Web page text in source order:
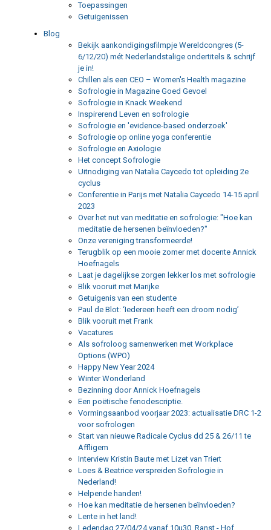
Toepassingen
Getuigenissen
Blog
Bekijk aankondigingsfilmpje Wereldcongres (5-
6/12/20) mét Nederlandstalige ondertitels & schrijf
je in!
Chillen als een CEO – Women's Health magazine
Sofrologie in Magazine Goed Gevoel
Sofrologie in Knack Weekend
Inspirerend Leven en sofrologie
Sofrologie en 'evidence-based onderzoek'
Sofrologie op online yoga conferentie
Sofrologie en Axiologie
Het concept Sofrologie
Uitnodiging van Natalia Caycedo tot opleiding 2e
cyclus
Conferentie in Parijs met Natalia Caycedo 14-15 april
2023
Over het nut van meditatie en sofrologie: "Hoe kan
meditatie de hersenen beïnvloeden?"
Onze vereniging transformeerde!
Terugblik op een mooie zomer met docente Annick
Hoefnagels
Laat je dagelijkse zorgen lekker los met sofrologie
Blik vooruit met Marijke
Getuigenis van een studente
Paul de Blot: ‘Iedereen heeft een droom nodig’
Blik vooruit met Frank
Vacatures
Als sofroloog samenwerken met Workplace
Options (WPO)
Happy New Year 2024
Winter Wonderland
Bezinning door Annick Hoefnagels
Een poëtische fenodescriptie.
Vormingsaanbod voorjaar 2023: actualisatie DRC 1-2
voor sofrologen
Start van nieuwe Radicale Cyclus dd 25 & 26/11 te
Affligem
Interview Kristin Baute met Lizet van Triert
Loes & Beatrice verspreiden Sofrologie in
Nederland!
Helpende handen!
Hoe kan meditatie de hersenen beïnvloeden?
Lente in het land!
Ledendag 27/04/24 vanaf 10u30. Ranst - Hof